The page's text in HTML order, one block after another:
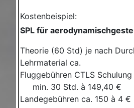
Kostenbeispiel:
SPL für
Theorie (60 Std) je nach
Lehrmaterial ca.
Fluggebühren CTLS
min. 30 Std. à 149,40 €
Landegebühren ca. 150 à 4 €